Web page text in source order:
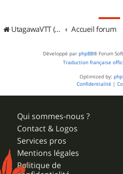
UtagawaVTT (Randos VTT et VTTAE avec traces GPS) Accueil forum
Développé par phpBB® Forum
Traduction française
Optimized by:
Confidentialité |
Qui sommes-nous ?
Contact & Logos
Services pros
Mentions légales
Politique de